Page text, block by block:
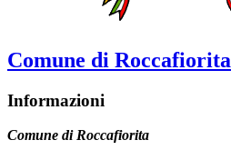
Comune di Roccafiorita
Informazioni
Comune di Roccafiorita